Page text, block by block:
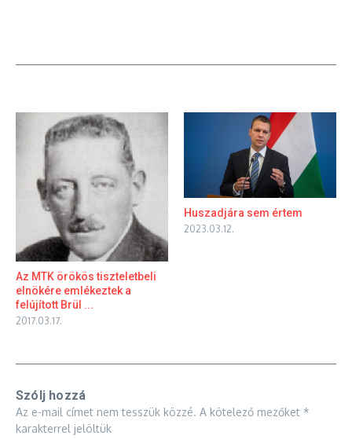
Az MTK örökös tiszteletbeli
elnökére emlékeztek a
felújított Brül ...
2017.03.17.
Huszadjára sem értem
2023.03.12.
Szólj hozzá
Az e-mail címet nem tesszük közzé. A kötelező mezőket *
karakterrel jelöltük